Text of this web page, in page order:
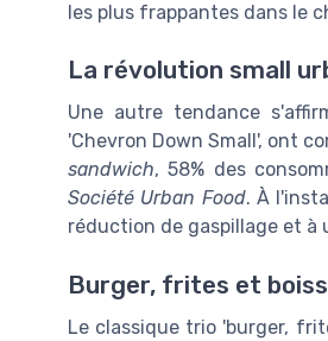
les plus frappantes dans le
La révolution small
Une autre tendance
'Chevron Down Small', ont
sandwich, 58% des
Société Urban Food. À
réduction de gaspillage et à
Burger, frites et
Le classique trio 'burger,